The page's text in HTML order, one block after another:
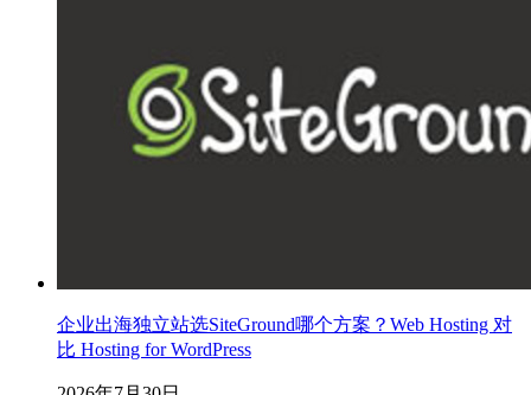
企业出海独立站选SiteGround哪个方案？Web Hosting 对
比 Hosting for WordPress